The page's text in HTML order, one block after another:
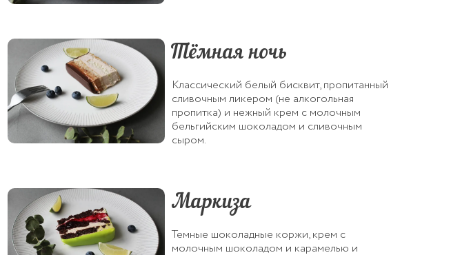
Тёмная ночь
Классический белый бисквит, пропитанный
сливочным ликером (не алкогольная
пропитка) и нежный крем с молочным
бельгийским шоколадом и сливочным
сыром.
Маркиза
Темные шоколадные коржи, крем с
молочным шоколадом и карамелью и